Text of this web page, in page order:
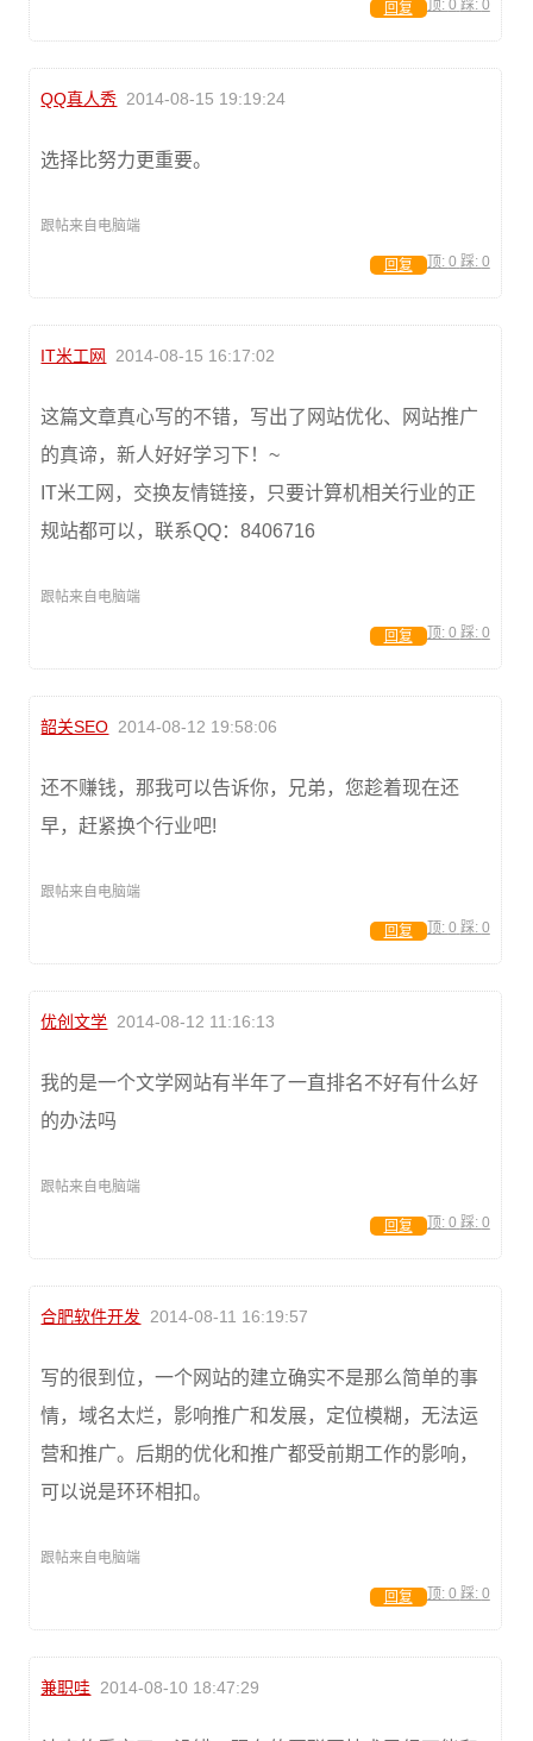
顶: 0 踩: 0
回复
QQ真人秀 2014-08-15 19:19:24
选择比努力更重要。
跟帖来自电脑端
顶: 0 踩: 0
回复
IT米工网 2014-08-15 16:17:02
这篇文章真心写的不错，写出了网站优化、网站推广
的真谛，新人好好学习下！~
IT米工网，交换友情链接，只要计算机相关行业的正
规站都可以，联系QQ：8406716
跟帖来自电脑端
顶: 0 踩: 0
回复
韶关SEO 2014-08-12 19:58:06
还不赚钱，那我可以告诉你，兄弟，您趁着现在还
早，赶紧换个行业吧!
跟帖来自电脑端
顶: 0 踩: 0
回复
优创文学 2014-08-12 11:16:13
我的是一个文学网站有半年了一直排名不好有什么好
的办法吗
跟帖来自电脑端
顶: 0 踩: 0
回复
合肥软件开发 2014-08-11 16:19:57
写的很到位，一个网站的建立确实不是那么简单的事
情，域名太烂，影响推广和发展，定位模糊，无法运
营和推广。后期的优化和推广都受前期工作的影响，
可以说是环环相扣。
跟帖来自电脑端
顶: 0 踩: 0
回复
兼职哇 2014-08-10 18:47:29